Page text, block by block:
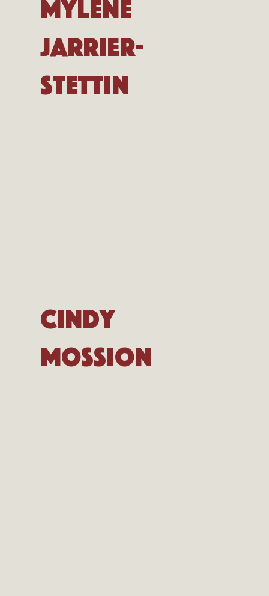
Mylène
Jarrier-
Stettin
Cindy
Mossion